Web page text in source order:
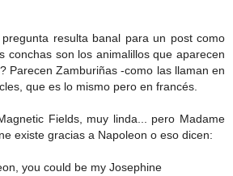
resulta banal para un post como
conchas son los animalillos que aparecen
Parecen Zamburiñas -como las llaman en
que es lo mismo pero en francés.
Fields, muy linda... pero Madame
existe gracias a Napoleon o eso dicen:
you could be my Josephine